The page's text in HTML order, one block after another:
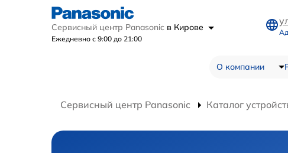
Сервисный центр Panasonic в Кирове
Ежедневно с 9:00 до 21:00
О компании
Сервисный центр Panasonic Каталог